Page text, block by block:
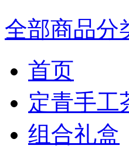
全部商品分
首页
定青手工
组合礼盒